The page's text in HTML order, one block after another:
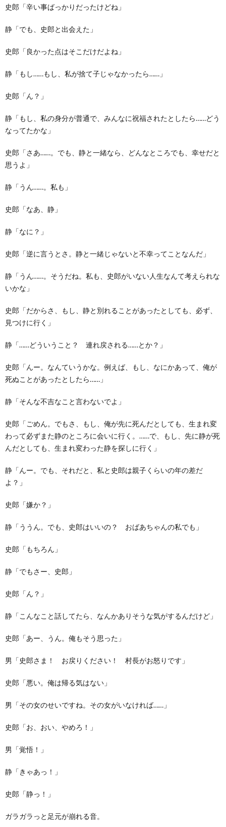
史郎「辛い事ばっかりだったけどね」
静「でも、史郎と出会えた」
史郎「良かった点はそこだけだよね」
静「もし……もし、私が捨て子じゃなかったら……」
史郎「ん？」
静「もし、私の身分が普通で、みんなに祝福されたとしたら……どう
なってたかな」
史郎「さあ……。でも、静と一緒なら、どんなところでも、幸せだと
思うよ」
静「うん……。私も」
史郎「なあ、静」
静「なに？」
史郎「逆に言うとさ。静と一緒じゃないと不幸ってことなんだ」
静「うん……。そうだね。私も、史郎がいない人生なんて考えられな
いかな」
史郎「だからさ、もし、静と別れることがあったとしても、必ず、
見つけに行く」
静「……どういうこと？ 連れ戻される……とか？」
史郎「んー。なんていうかな。例えば、もし、なにかあって、俺が
死ぬことがあったとしたら……」
静「そんな不吉なこと言わないでよ」
史郎「ごめん。でもさ、もし、俺が先に死んだとしても、生まれ変
わって必ずまた静のところに会いに行く。……で、もし、先に静が死
んだとしても、生まれ変わった静を探しに行く」
静「んー。でも、それだと、私と史郎は親子くらいの年の差だ
よ？」
史郎「嫌か？」
静「ううん。でも、史郎はいいの？ おばあちゃんの私でも」
史郎「もちろん」
静「でもさー、史郎」
史郎「ん？」
静「こんなこと話してたら、なんかありそうな気がするんだけど」
史郎「あー、うん。俺もそう思った」
男「史郎さま！ お戻りください！ 村長がお怒りです」
史郎「悪い。俺は帰る気はない」
男「その女のせいですね。その女がいなければ……」
史郎「お、おい、やめろ！」
男「覚悟！」
静「きゃあっ！」
史郎「静っ！」
ガラガラっと足元が崩れる音。